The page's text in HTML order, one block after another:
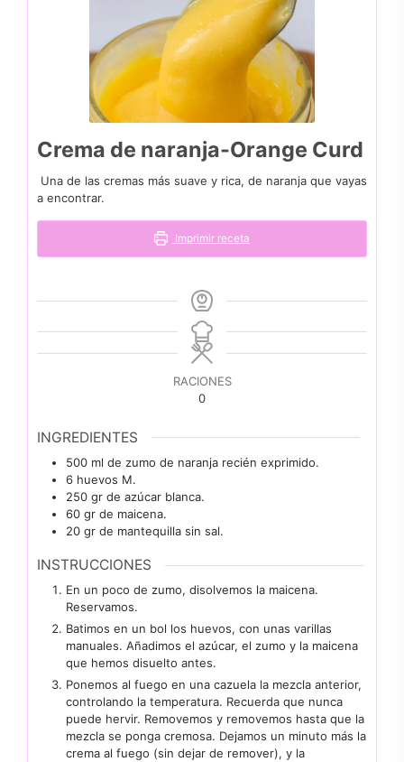
Crema de naranja-Orange Curd
Una de las cremas más suave y rica, de naranja que vayas
a encontrar.
Imprimir receta
RACIONES
0
INGREDIENTES
500 ml de zumo de naranja recién exprimido.
6 huevos M.
250 gr de azúcar blanca.
60 gr de maicena.
20 gr de mantequilla sin sal.
INSTRUCCIONES
En un poco de zumo, disolvemos la maicena.
Reservamos.
Batimos en un bol los huevos, con unas varillas
manuales. Añadimos el azúcar, el zumo y la maicena
que hemos disuelto antes.
Ponemos al fuego en una cazuela la mezcla anterior,
controlando la temperatura. Recuerda que nunca
puede hervir. Removemos y removemos hasta que la
mezcla se ponga cremosa. Dejamos un minuto más la
crema al fuego (sin dejar de remover), y la